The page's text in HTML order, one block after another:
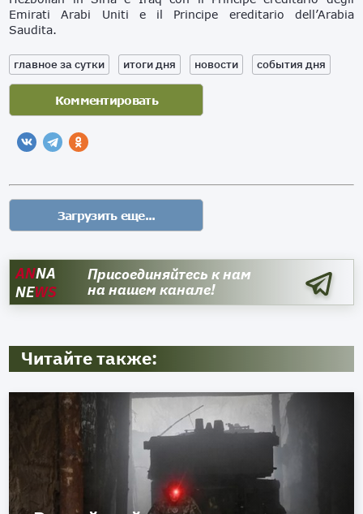
Emirati Arabi Uniti e il Principe ereditario dell’Arabia
Saudita.
главное за сутки итоги дня новости события дня
ANNA
NEWS
Присоединяйтесь к нам
на нашем канале!
Читайте также: